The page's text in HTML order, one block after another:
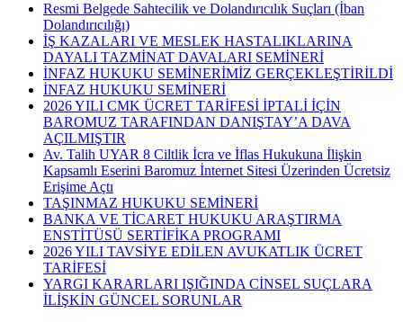
Resmi Belgede Sahtecilik ve Dolandırıcılık Suçları (İban
Dolandırıcılığı)
İŞ KAZALARI VE MESLEK HASTALIKLARINA
DAYALI TAZMİNAT DAVALARI SEMİNERİ
İNFAZ HUKUKU SEMİNERİMİZ GERÇEKLEŞTİRİLDİ
İNFAZ HUKUKU SEMİNERİ
2026 YILI CMK ÜCRET TARİFESİ İPTALİ İÇİN
BAROMUZ TARAFINDAN DANIŞTAY’A DAVA
AÇILMIŞTIR
Av. Talih UYAR 8 Ciltlik İcra ve İflas Hukukuna İlişkin
Kapsamlı Eserini Baromuz İnternet Sitesi Üzerinden Ücretsiz
Erişime Açtı
TAŞINMAZ HUKUKU SEMİNERİ
BANKA VE TİCARET HUKUKU ARAŞTIRMA
ENSTİTÜSÜ SERTİFİKA PROGRAMI
2026 YILI TAVSİYE EDİLEN AVUKATLIK ÜCRET
TARİFESİ
YARGI KARARLARI IŞIĞINDA CİNSEL SUÇLARA
İLİŞKİN GÜNCEL SORUNLAR